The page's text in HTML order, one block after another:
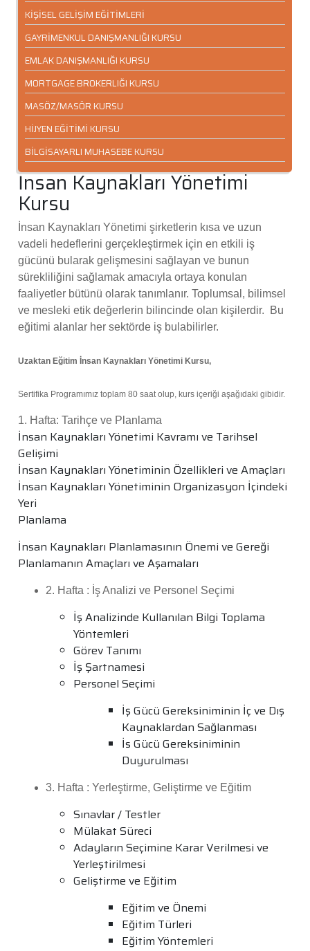
İnsan Kaynakları Yönetimi
Kursu
İnsan Kaynakları Yönetimi şirketlerin kısa ve uzun
vadeli hedeflerini gerçekleştirmek için en etkili iş
gücünü bularak gelişmesini sağlayan ve bunun
sürekliliğini sağlamak amacıyla ortaya konulan
faaliyetler bütünü olarak tanımlanır. Toplumsal, bilimsel
ve mesleki etik değerlerin bilincinde olan kişilerdir. Bu
eğitimi alanlar her sektörde iş bulabilirler.
Uzaktan Eğitim İnsan Kaynakları Yönetimi Kursu,
Sertifika Programımız toplam 80 saat olup, kurs içeriği aşağıdaki gibidir.
1. Hafta: Tarihçe ve Planlama
İnsan Kaynakları Yönetimi Kavramı ve Tarihsel
Gelişimi
İnsan Kaynakları Yönetiminin Özellikleri ve Amaçları
İnsan Kaynakları Yönetiminin Organizasyon İçindeki
Yeri
Planlama
İnsan Kaynakları Planlamasının Önemi ve Gereği
Planlamanın Amaçları ve Aşamaları
2. Hafta : İş Analizi ve Personel Seçimi
İş Analizinde Kullanılan Bilgi Toplama
Yöntemleri
Görev Tanımı
İş Şartnamesi
Personel Seçimi
İş Gücü Gereksiniminin İç ve Dış
Kaynaklardan Sağlanması
İs Gücü Gereksiniminin
Duyurulması
3. Hafta : Yerleştirme, Geliştirme ve Eğitim
Sınavlar / Testler
Mülakat Süreci
Adayların Seçimine Karar Verilmesi ve
Yerleştirilmesi
Geliştirme ve Eğitim
Eğitim ve Önemi
Eğitim Türleri
Eğitim Yöntemleri
KİŞİSEL GELİŞİM EĞİTİMLERİ
GAYRİMENKUL DANIŞMANLIĞI KURSU
EMLAK DANIŞMANLIĞI KURSU
MORTGAGE BROKERLIĞI KURSU
MASÖZ/MASÖR KURSU
HİJYEN EĞİTİMİ KURSU
BİLGİSAYARLI MUHASEBE KURSU